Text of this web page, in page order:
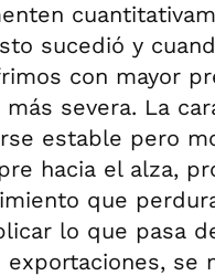
sucedió y
con mayor
severa. La
estable pero
hacia el alza,
que
lo que pasa
exportaciones, se